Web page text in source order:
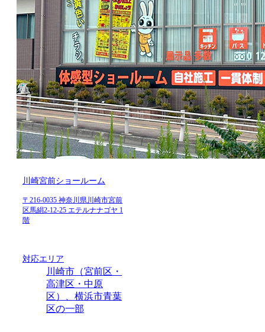
川崎宮前ショールーム
〒216-0035 神奈川県川崎市宮前
区馬絹2-12-25 エテルナナゴヤ 1
階
対応エリア
川崎市（宮前区・
高津区・中原
区）、横浜市青葉
区の一部